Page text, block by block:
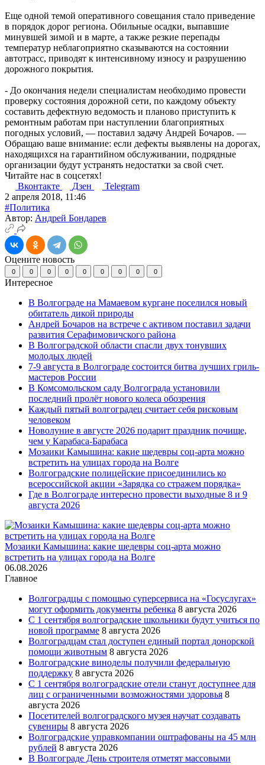
Еще одной темой оперативного совещания стало приведение
в порядок дорог региона. Обильные осадки, выпавшие
минувшей зимой и в марте, а также резкие перепады
температур неблагоприятно сказываются на состоянии
автотрасс, приводят к интенсивному износу и разрушению
дорожного покрытия.
- До окончания недели специалистам необходимо провести
проверку состояния дорожной сети, по каждому объекту
составить дефектную ведомость и планово приступить к
ремонтным работам при наступлении благоприятных
погодных условий, — поставил задачу Андрей Бочаров. —
Обращаю ваше внимание: если дефекты выявлены на дорогах,
находящихся на гарантийном обслуживании, подрядные
организации будут устранять недостатки за свой счет.
Читайте нас в соцсетях!
Вконтакте
Дзен
Telegram
2 апреля 2018, 11:46
#Политика
Автор: Андрей Бондарев
Оцените новость
0 0 0 0 0 0 0 0 0
Интересное
В Волгограде на Мамаевом кургане поселился новый
обитатель дикой природы
Андрей Бочаров на встрече с активом поставил задачи
развития Серафимовичского района
В Волгоградской области спасли двух тонувших
молодых людей
7-9 августа в Волгограде состоится битва лучших гриль-
мастеров России
В Комсомольском саду Волгограда установили
последний пролёт нового колеса обозрения
Каждый пятый волгоградец считает себя рисковым
человеком
Новолуние в августе 2026 подарит праздник почище,
чем у Карабаса-Барабаса
Мозаики Камышина: какие шедевры соц-арта можно
встретить на улицах города на Волге
Волгоградские полицейские присоединились ко
всероссийской акции «Зарядка со стражем порядка»
Где в Волгограде интересно провести выходные 8 и 9
августа 2026
Мозаики Камышина: какие шедевры соц-арта можно
встретить на улицах города на Волге
06.08.2026
Главное
Волгоградцы с помощью суперсервиса на «Госуслугах»
могут оформить документы ребенка 8 августа 2026
С 1 сентября волгоградские школьники будут учиться по
новой программе 8 августа 2026
Волгоградцам стал доступен единый портал донорской
помощи животным 8 августа 2026
Волгоградские виноделы получили федеральную
поддержку 8 августа 2026
С 1 сентября волгоградские отели станут доступнее для
лиц с ограниченными возможностями здоровья 8
августа 2026
Посетителей волгоградского музея научат создавать
сувениры 8 августа 2026
Волгоградские управкомпании оштрафованы на 45 млн
рублей 8 августа 2026
В Волгограде День строителя отметят массовыми